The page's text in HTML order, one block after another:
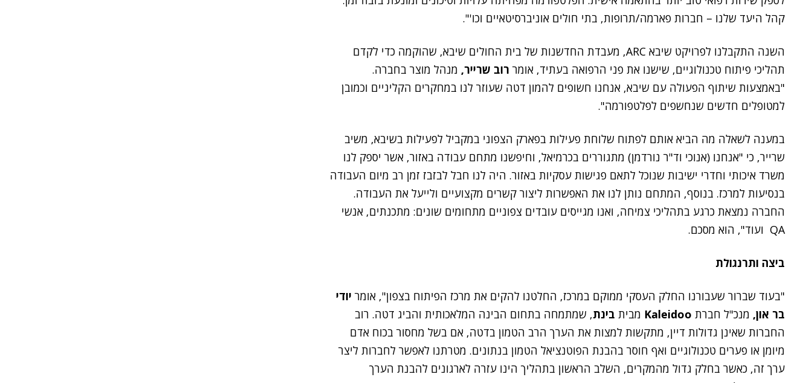
קהל היעד שלנו – חברות פארמה/תרופות, בתי חולים אוניברסיטאיים וכו'".
השנה התקבלנו לפרויקט שיבא ARC, מעבדת החדשנות של בית החולים שיבא, שהוקמה כדי לקדם
תהליכי פיתוח טכנולוגיים, שישנו את פני הרפואה בעתיד, אומר רוב שרייר, מנהל מוצר בחברה.
"באמצעות שיתוף הפעולה עם שיבא, אנחנו חשופים להמון דטה שעוזר לנו במחקרים הקליניים וכמובן
למטופלים חדשים שנחשפים לפלטפורמה".
במענה לשאלה מה הביא אותם לפתוח שלוחת פעילות בפארק הצפוני במקביל לפעילות בשיבא, משיב
שרייר, כי "אנחנו (אנוכי וד"ר נורדמן) מתגוררים בכרמיאל, וחיפשנו מתחם עבודה באזור, אשר יספק לנו
משרד איכותי וחדרי ישיבות שנוכל לתאם פגישות עסקיות באזור. היה לנו חבל לבזבז זמן רב מיום העבודה
בנסיעות למרכז. בנוסף, המתחם נותן לנו את האפשרות ליצור קשרים מקצועיים ולייעל את העבודה.
החברה נמצאת כרגע בתהליכי צמיחה, ואנו מגייסים עובדים צפוניים מתחומים שונים: מתכנתים, אנשי
QA ועוד", הוא מסכם.
ביצה ותרנגולת
"בעוד שברור שעבורנו החלק העסקי ממוקם במרכז, החלטנו להקים את מרכז הפיתוח בצפון", אומר יודי
בר און, מנכ"ל חברת Kaleidoo מבית בינת, שמתמחה בתחום הבינה המלאכותית והביג דטה. רוב
החברות שאינן גדולות דיין, מתקשות למצות את הערך הרב הטמון בדטה, אם בשל מחסור בכוח אדם
מיומן או פערים טכנולוגיים ואף חוסר בהבנת הפוטנציאל הטמון בנתונים. מטרתנו לאפשר לחברות ליצר
ערך זה, כאשר בחלק גדול מהמקרים, השלב הראשון בתהליך הינו עזרה לארגונים להבנת הערך